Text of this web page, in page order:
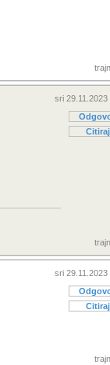
sri 29.11.2023
Citiraj
sri 29.11.2023
Citiraj